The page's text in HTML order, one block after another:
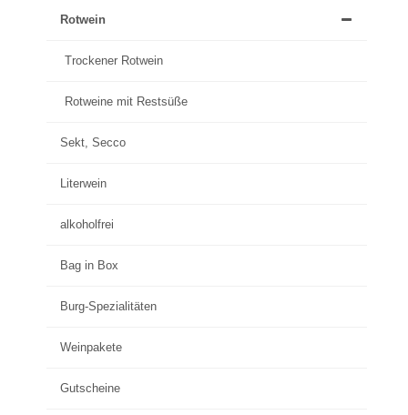
Rotwein
Trockener Rotwein
Rotweine mit Restsüße
Sekt, Secco
Literwein
alkoholfrei
Bag in Box
Burg-Spezialitäten
Weinpakete
Gutscheine